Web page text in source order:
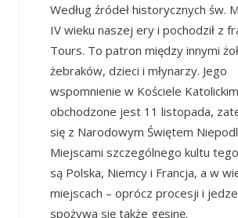
Według źródeł historycznych św.
IV wieku naszej ery i pochodził z
Tours. To patron między innymi
żebraków, dzieci i młynarzy. Jego
wspomnienie w Kościele Katolickim
obchodzone jest 11 listopada,
się z Narodowym Świętem
Miejscami szczególnego kultu
są Polska, Niemcy i Francja, a w
miejscach – oprócz procesji i
spożywa się także gęsinę.